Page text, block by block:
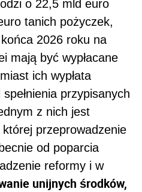
o 22,5 mld euro
tanich pożyczek,
2026 roku na
mają być wypłacane
ich wypłata
przypisanych
z nich jest
przeprowadzenie
od poparcia
reformy i w
unijnych środków,